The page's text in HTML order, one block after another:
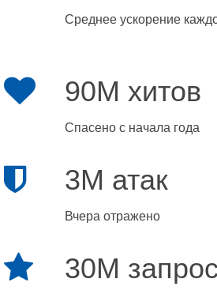
Среднее ускорение
90M хитов
Спасено с начала года
3M атак
Вчера отражено
30M